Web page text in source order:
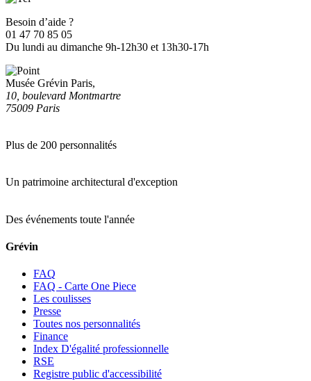
Besoin d’aide ?
01 47 70 85 05
Du lundi au dimanche 9h-12h30 et 13h30-17h
Musée Grévin Paris,
10, boulevard Montmartre
75009 Paris
Plus de 200 personnalités
Un patrimoine architectural d'exception
Des événements toute l'année
Grévin
FAQ
FAQ - Carte One Piece
Les coulisses
Presse
Toutes nos personnalités
Finance
Index D'égalité professionnelle
RSE
Registre public d'accessibilité